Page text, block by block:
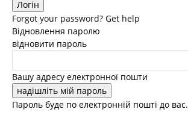
Forgot your password? Get help
Відновлення паролю
відновити пароль
Вашу адресу електронної пошти
Пароль буде по електронній пошті до вас.